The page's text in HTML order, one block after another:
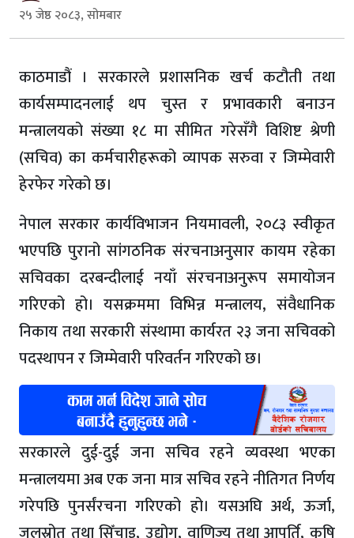
२५ जेष्ठ २०८३, सोमबार
काठमाडौं । सरकारले प्रशासनिक खर्च कटौती तथा
कार्यसम्पादनलाई थप चुस्त र प्रभावकारी बनाउन
मन्त्रालयको संख्या १८ मा सीमित गरेसँगै विशिष्ट श्रेणी
(सचिव) का कर्मचारीहरूको व्यापक सरुवा र जिम्मेवारी
हेरफेर गरेको छ।
नेपाल सरकार कार्यविभाजन नियमावली, २०८३ स्वीकृत
भएपछि पुरानो सांगठनिक संरचनाअनुसार कायम रहेका
सचिवका दरबन्दीलाई नयाँ संरचनाअनुरूप समायोजन
गरिएको हो। यसक्रममा विभिन्न मन्त्रालय, संवैधानिक
निकाय तथा सरकारी संस्थामा कार्यरत २३ जना सचिवको
पदस्थापन र जिम्मेवारी परिवर्तन गरिएको छ।
सरकारले दुई-दुई जना सचिव रहने व्यवस्था भएका
मन्त्रालयमा अब एक जना मात्र सचिव रहने नीतिगत निर्णय
गरेपछि पुनर्संरचना गरिएको हो। यसअघि अर्थ, ऊर्जा,